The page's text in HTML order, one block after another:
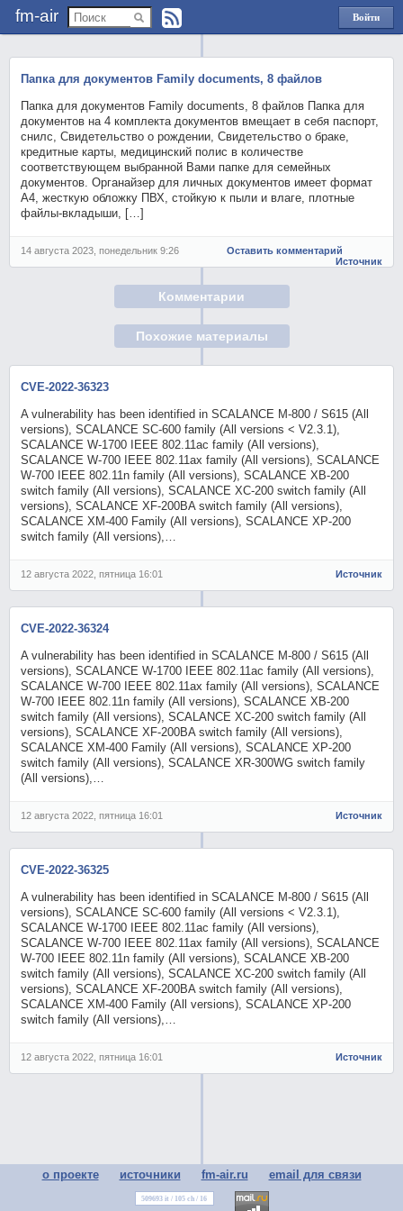
fm-air
Войти
через
Папка для документов Family documents, 8 файлов
Папка для документов Family documents, 8 файлов Папка для
документов на 4 комплекта документов вмещает в себя паспорт,
снилс, Свидетельство о рождении, Свидетельство о браке,
кредитные карты, медицинский полис в количестве
соответствующем выбранной Вами папке для семейных
документов. Органайзер для личных документов имеет формат
А4, жесткую обложку ПВХ, стойкую к пыли и влаге, плотные
файлы-вкладыши, […]
14 августа 2023, понедельник 9:26
Оставить комментарий
Источник
Комментарии
Похожие материалы
CVE-2022-36323
A vulnerability has been identified in SCALANCE M-800 / S615 (All
versions), SCALANCE SC-600 family (All versions < V2.3.1),
SCALANCE W-1700 IEEE 802.11ac family (All versions),
SCALANCE W-700 IEEE 802.11ax family (All versions), SCALANCE
W-700 IEEE 802.11n family (All versions), SCALANCE XB-200
switch family (All versions), SCALANCE XC-200 switch family (All
versions), SCALANCE XF-200BA switch family (All versions),
SCALANCE XM-400 Family (All versions), SCALANCE XP-200
switch family (All versions),…
12 августа 2022, пятница 16:01 Источник
CVE-2022-36324
A vulnerability has been identified in SCALANCE M-800 / S615 (All
versions), SCALANCE W-1700 IEEE 802.11ac family (All versions),
SCALANCE W-700 IEEE 802.11ax family (All versions), SCALANCE
W-700 IEEE 802.11n family (All versions), SCALANCE XB-200
switch family (All versions), SCALANCE XC-200 switch family (All
versions), SCALANCE XF-200BA switch family (All versions),
SCALANCE XM-400 Family (All versions), SCALANCE XP-200
switch family (All versions), SCALANCE XR-300WG switch family
(All versions),…
12 августа 2022, пятница 16:01 Источник
CVE-2022-36325
A vulnerability has been identified in SCALANCE M-800 / S615 (All
versions), SCALANCE SC-600 family (All versions < V2.3.1),
SCALANCE W-1700 IEEE 802.11ac family (All versions),
SCALANCE W-700 IEEE 802.11ax family (All versions), SCALANCE
W-700 IEEE 802.11n family (All versions), SCALANCE XB-200
switch family (All versions), SCALANCE XC-200 switch family (All
versions), SCALANCE XF-200BA switch family (All versions),
SCALANCE XM-400 Family (All versions), SCALANCE XP-200
switch family (All versions),…
12 августа 2022, пятница 16:01 Источник
о проекте источники fm-air.ru email для связи
509693 it / 105 ch / 16